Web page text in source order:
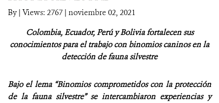
NOTICIAS
WCS VISUAL
PUBLICACIONES
COBERTURA EN MEDIOS DE COMUNICACIÓN
By| Views: 2767 | noviembre 02, 2021
Colombia, Ecuador, Perú y Bolivia fortalecen sus
conocimientos para el trabajo con binomios caninos en la
detección de fauna silvestre
Bajo el lema “Binomios comprometidos con la protección
de la fauna silvestre” se intercambiaron experiencias y